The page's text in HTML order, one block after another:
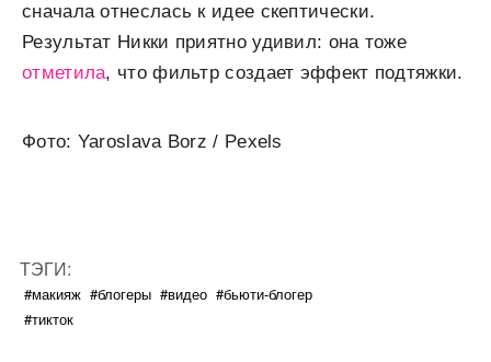
сначала отнеслась к идее скептически.
Результат Никки приятно удивил: она тоже
отметила, что фильтр создает эффект подтяжки.
Фото: Yaroslava Borz / Pexels
ТЭГИ:
#макияж #блогеры #видео #бьюти-блогер
#тикток